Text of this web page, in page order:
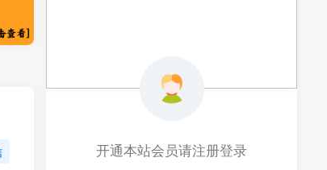
开通本站会员请注册登录